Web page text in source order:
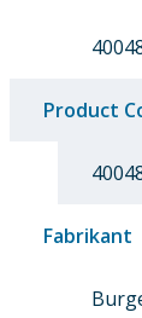
Product
Fabrikant